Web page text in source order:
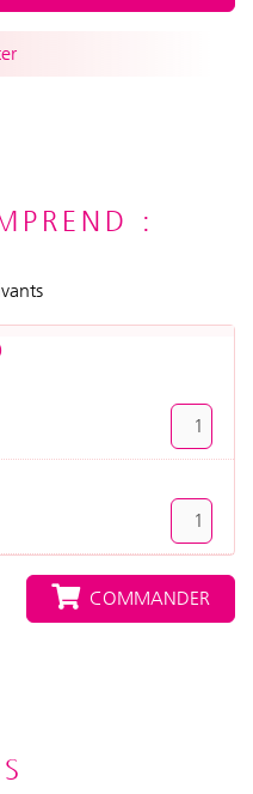
:
COMMANDER